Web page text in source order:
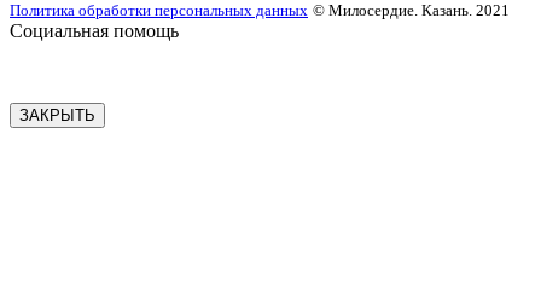
Политика обработки персональных данных © Милосердие. Казань. 2021
Социальная помощь
ЗАКРЫТЬ